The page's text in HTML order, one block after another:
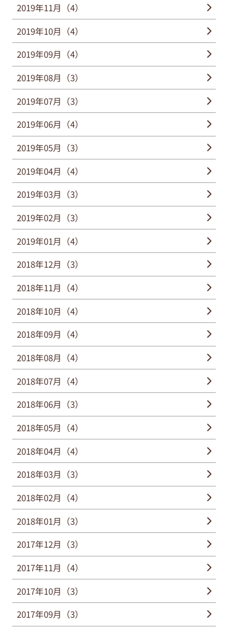
2019年11月（4）
2019年10月（4）
2019年09月（4）
2019年08月（3）
2019年07月（3）
2019年06月（4）
2019年05月（3）
2019年04月（4）
2019年03月（3）
2019年02月（3）
2019年01月（4）
2018年12月（3）
2018年11月（4）
2018年10月（4）
2018年09月（4）
2018年08月（4）
2018年07月（4）
2018年06月（3）
2018年05月（4）
2018年04月（4）
2018年03月（3）
2018年02月（4）
2018年01月（3）
2017年12月（3）
2017年11月（4）
2017年10月（3）
2017年09月（3）